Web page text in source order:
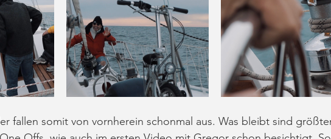
fallen somit von vornherein schonmal aus. Was bleibt sind